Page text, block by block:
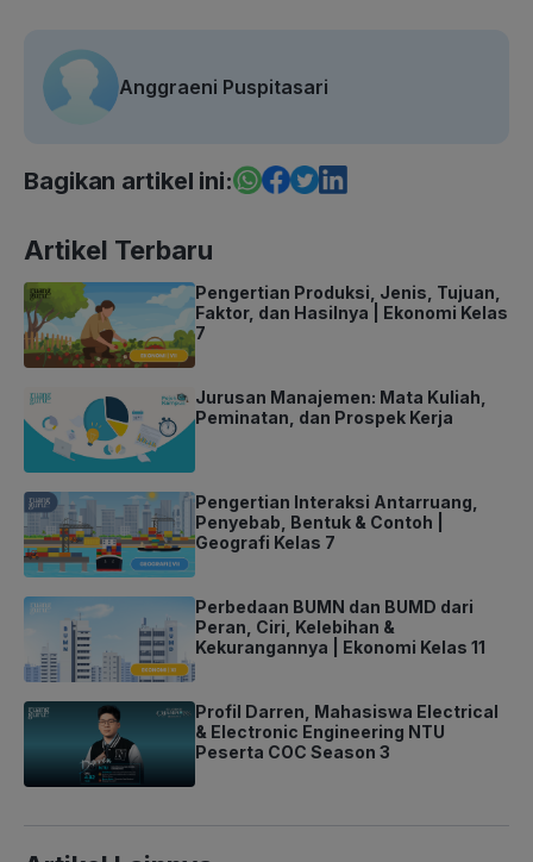
Anggraeni Puspitasari
Bagikan artikel ini:
Artikel Terbaru
Pengertian Produksi, Jenis, Tujuan,
Faktor, dan Hasilnya | Ekonomi Kelas
7
Jurusan Manajemen: Mata Kuliah,
Peminatan, dan Prospek Kerja
Pengertian Interaksi Antarruang,
Penyebab, Bentuk & Contoh |
Geografi Kelas 7
Perbedaan BUMN dan BUMD dari
Peran, Ciri, Kelebihan &
Kekurangannya | Ekonomi Kelas 11
Profil Darren, Mahasiswa Electrical
& Electronic Engineering NTU
Peserta COC Season 3